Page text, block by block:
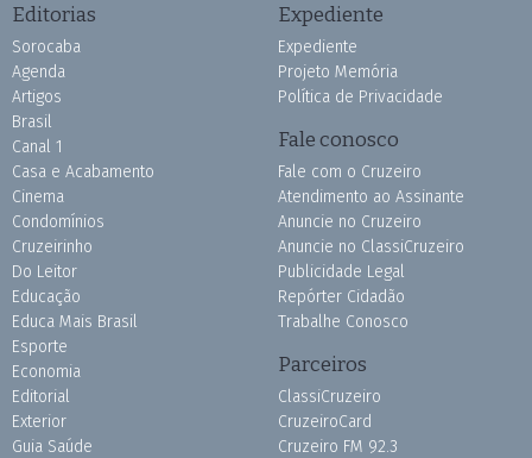
Editorias
Sorocaba
Agenda
Artigos
Brasil
Canal 1
Casa e Acabamento
Cinema
Condomínios
Cruzeirinho
Do Leitor
Educação
Educa Mais Brasil
Esporte
Economia
Editorial
Exterior
Guia Saúde
Expediente
Expediente
Projeto Memória
Política de Privacidade
Fale conosco
Fale com o Cruzeiro
Atendimento ao Assinante
Anuncie no Cruzeiro
Anuncie no ClassiCruzeiro
Publicidade Legal
Repórter Cidadão
Trabalhe Conosco
Parceiros
ClassiCruzeiro
CruzeiroCard
Cruzeiro FM 92.3